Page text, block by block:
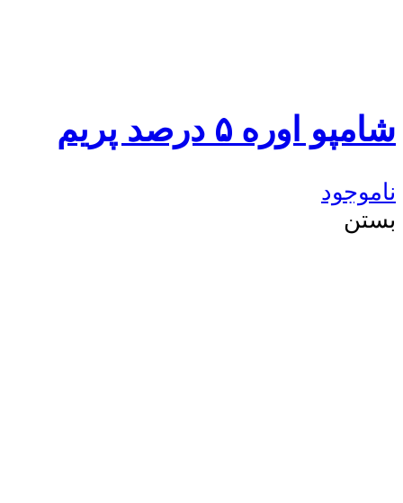
شامپو اوره ۵ درصد پریم
ناموجود
بستن